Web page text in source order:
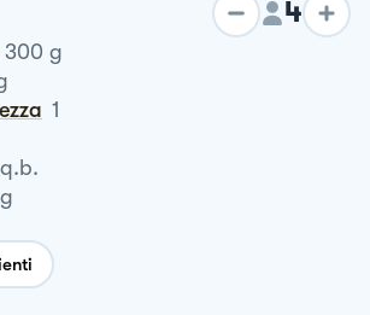
4
300 g
1
q.b.
g